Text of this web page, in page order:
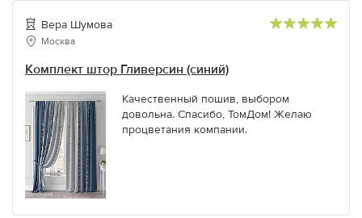
Вера Шумова
Москва
Комплект штор Гливерсин (синий)
Качественный пошив, выбором
довольна. Спасибо, ТомДом! Желаю
процветания компании.